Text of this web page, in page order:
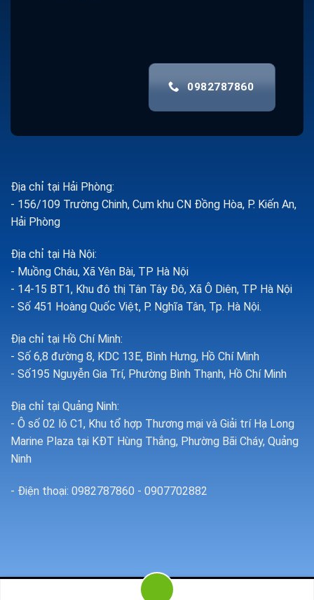
0982787860
Địa chỉ tại Hải Phòng:
- 156/109 Trường Chinh, Cụm khu CN Đồng Hòa, P. Kiến An,
Hải Phòng
Địa chỉ tại Hà Nội:
- Muồng Cháu, Xã Yên Bài, TP Hà Nội
- 14-15 BT1, Khu đô thị Tân Tây Đô, Xã Ô Diên, TP Hà Nội
- Số 451 Hoàng Quốc Việt, P. Nghĩa Tân, Tp. Hà Nội.
Địa chỉ tại Hồ Chí Minh:
- Số 6,8 đường 8, KDC 13E, Bình Hưng, Hồ Chí Minh
- Số195 Nguyễn Gia Trí, Phường Bình Thạnh, Hồ Chí Minh
Địa chỉ tại Quảng Ninh:
- Ô số 02 lô C1, Khu tổ hợp Thương mại và Giải trí Hạ Long
Marine Plaza tại KĐT Hùng Thắng, Phường Bãi Cháy, Quảng
Ninh
- Điện thoại: 0982787860 - 0907702882
Copyright 2026 ©Đào tạo cấp chứng chỉ